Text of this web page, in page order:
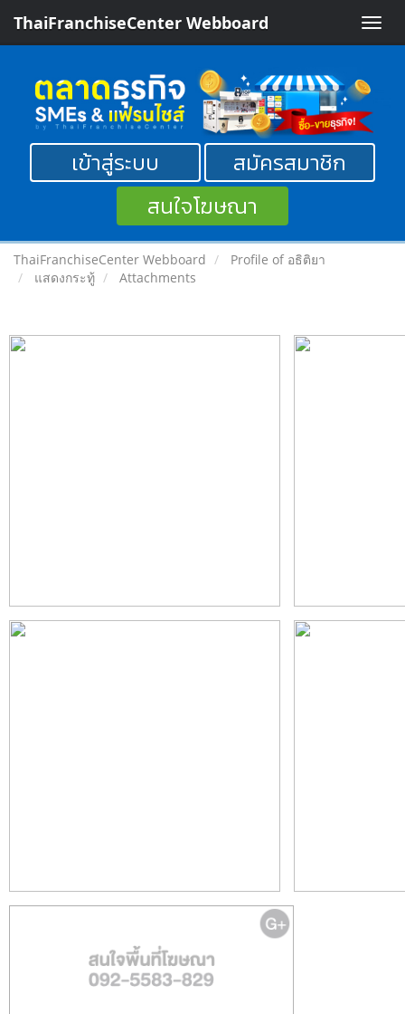
Toggle
ThaiFranchiseCenter Webboard
เข้าสู่ระบบ
สมัครสมาชิก
สนใจโฆษณา
ThaiFranchiseCenter Webboard
Profile of อธิติยา
แสดงกระทู้
Attachments